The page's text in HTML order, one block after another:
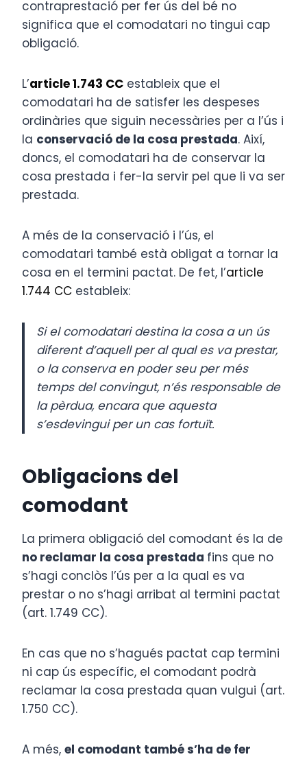
contraprestació per fer ús del bé no
significa que el comodatari no tingui cap
obligació.
L’article 1.743 CC estableix que el
comodatari ha de satisfer les despeses
ordinàries que siguin necessàries per a l’ús i
la conservació de la cosa prestada. Així,
doncs, el comodatari ha de conservar la
cosa prestada i fer-la servir pel que li va ser
prestada.
A més de la conservació i l’ús, el
comodatari també està obligat a tornar la
cosa en el termini pactat. De fet, l’article
1.744 CC estableix:
Si el comodatari destina la cosa a un ús
diferent d’aquell per al qual es va prestar,
o la conserva en poder seu per més
temps del convingut, n’és responsable de
la pèrdua, encara que aquesta
s’esdevingui per un cas fortuït.
Obligacions del
comodant
La primera obligació del comodant és la de
no reclamar la cosa prestada fins que no
s’hagi conclòs l’ús per a la qual es va
prestar o no s’hagi arribat al termini pactat
(art. 1.749 CC).
En cas que no s’hagués pactat cap termini
ni cap ús específic, el comodant podrà
reclamar la cosa prestada quan vulgui (art.
1.750 CC).
A més, el comodant també s’ha de fer